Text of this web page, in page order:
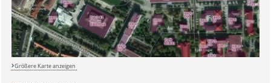
Sicherheitsabfrage:
Größere Karte anzeigen